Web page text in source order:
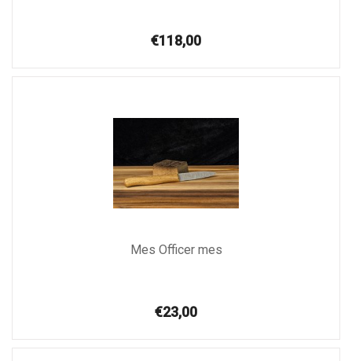
€118,00
Mes Officer mes
€23,00